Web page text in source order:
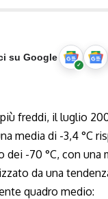
su Google
freddi, il luglio
media di -3,4 °C
-70 °C, con una
da una
quadro medio: